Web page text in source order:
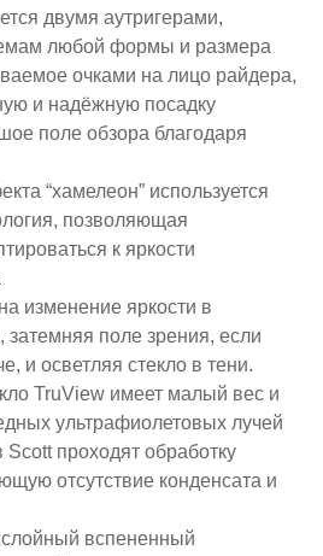
двумя аутригерами,
любой формы и размера
очками на лицо райдера,
и надёжную посадку
поле обзора благодаря
“хамелеон” используется
позволяющая
к яркости
изменение яркости в
затемняя поле зрения, если
и осветляя стекло в тени.
TruView имеет малый вес и
ультрафиолетовых лучей
Scott проходят обработку
отсутствие конденсата и
вспененный